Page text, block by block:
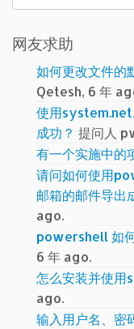
索：
网友求助
如何更改文件的
Qetesh, 6 年
使用
成功？ 提问人
有一个实施中的
请问如何使用
邮箱的邮件导出
ago.
powershell 如
6 年 ago.
怎么安装并使用
ago.
输入用户名、密